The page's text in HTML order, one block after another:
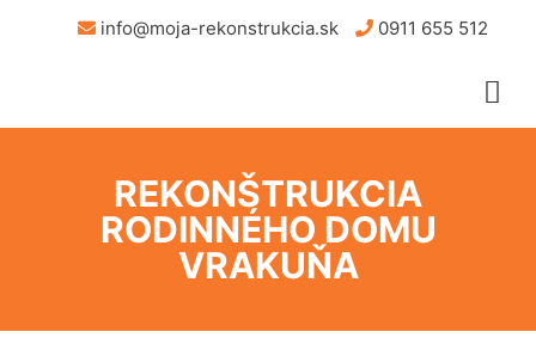
info@moja-rekonstrukcia.sk 0911 655 512
REKONŠTRUKCIA
RODINNÉHO DOMU
VRAKUŇA